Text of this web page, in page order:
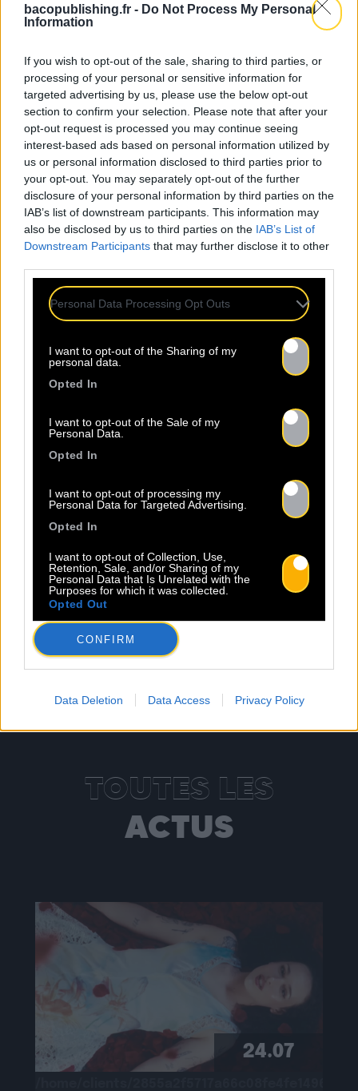
bacopublishing.fr - Do Not Process My Personal
Information
If you wish to opt-out of the sale, sharing to third parties, or
processing of your personal or sensitive information for
targeted advertising by us, please use the below opt-out
section to confirm your selection. Please note that after your
opt-out request is processed you may continue seeing
interest-based ads based on personal information utilized by
us or personal information disclosed to third parties prior to
your opt-out. You may separately opt-out of the further
disclosure of your personal information by third parties on the
IAB’s list of downstream participants. This information may
also be disclosed by us to third parties on the IAB’s List of
Downstream Participants that may further disclose it to other
Personal Data Processing Opt Outs
I want to opt-out of the Sharing of my
personal data.
Opted In
I want to opt-out of the Sale of my
Personal Data.
Opted In
I want to opt-out of processing my
Personal Data for Targeted Advertising.
Opted In
I want to opt-out of Collection, Use,
Retention, Sale, and/or Sharing of my
Personal Data that Is Unrelated with the
Purposes for which it was collected.
Opted Out
CONFIRM
Data Deletion Data Access Privacy Policy
Écouter l’artiste sur ce lien :baco.lnk.to/YOM
TOUTES LES
ACTUS
24.07
Warning: Undefined property:
stdClass::$wp:featuredmedia in
/home/clients/
content/plugins/Baco-All-
on line266
: Trying to access array offset on
value of type null in